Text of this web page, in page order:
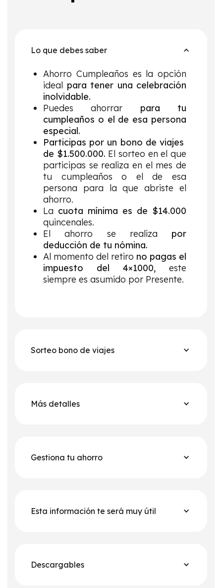
Lo que debes saber
Ahorro Cumpleaños es la opción
ideal para tener una celebración
inolvidable.
Puedes ahorrar para tu
cumpleaños o el de esa persona
especial.
Participas por un bono de viajes
de $1.500.000. El sorteo en el que
participas se realiza en el mes de
tu cumpleaños o el de esa
persona para la que abriste el
ahorro.
La cuota mínima es de $14.000
quincenales.
El ahorro se realiza por
deducción de tu nómina.
Al momento del retiro no pagas el
impuesto del 4×1000, este
siempre es asumido por Presente.
Sorteo bono de viajes
Más detalles
Gestiona tu ahorro
Esta información te será muy útil
Descargables